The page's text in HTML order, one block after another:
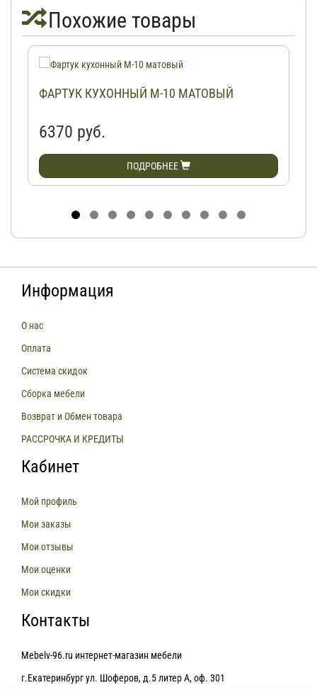
Похожие товары
ФАРТУК КУХОННЫЙ М-10 МАТОВЫЙ
6370 руб.
ПОДРОБНЕЕ
Информация
О нас
Оплата
Система скидок
Сборка мебели
Возврат и Обмен товара
РАССРОЧКА И КРЕДИТЫ
Кабинет
Мой профиль
Мои заказы
Мои отзывы
Мои оценки
Мои скидки
Контакты
Mebelv-96.ru интернет-магазин мебели
г.Екатеринбург ул. Шоферов, д.5 литер А, оф. 301